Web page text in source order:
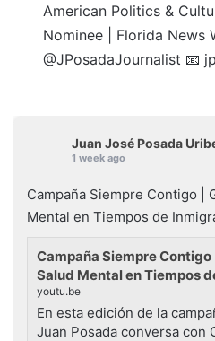
American Politics &
Nominee | Florida News
@JPosadaJournalist 📧
Juan José Posada
1 week ago
Campaña Siempre Contigo |
Mental en Tiempos de
Campaña Siempre Contigo
Salud Mental en Tiempos
youtu.be
En esta edición de la
Juan Posada conversa con